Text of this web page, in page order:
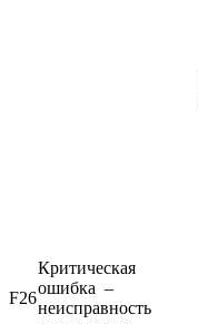
F26
Критическая
ошибка –
неисправность